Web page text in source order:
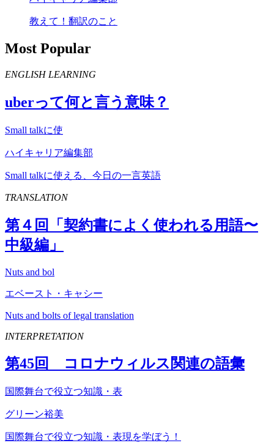
教えて！翻訳のこと
Most Popular
ENGLISH LEARNING
uberって何と言う意味？
Small talkに使
ハイキャリア編集部
Small talkに使える、今日の一言英語
TRANSLATION
第４回「契約書によく使われる用語〜
中級編」
Nuts and bol
エベースト・キャシー
Nuts and bolts of legal translation
INTERPRETATION
第45回 コロナウィルス関連の語彙
国際舞台で役立つ知識・表
グリーン裕美
国際舞台で役立つ知識・表現を学ぼう！